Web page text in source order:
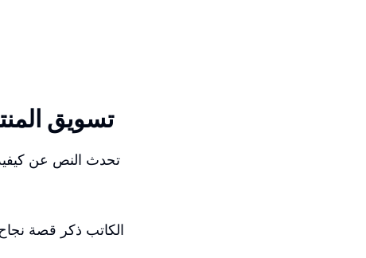
تسويق
تحدث النص عن كيفية
الكاتب ذكر قصة